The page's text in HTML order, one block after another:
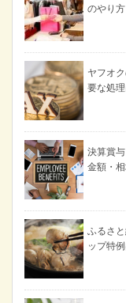
のやり方
ヤフオ
要な処
決算賞
金額・
ふるさ
ップ特